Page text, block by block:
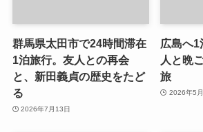
群馬県太田市で24時間滞在
1泊旅行。友人との再会
と、新田義貞の歴史をたど
る
2026年7月13日
広島へ1
人と晩
旅
2026年5